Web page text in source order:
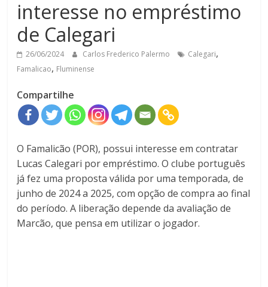
interesse no empréstimo
de Calegari
26/06/2024 Carlos Frederico Palermo Calegari,
Famalicao, Fluminense
Compartilhe
O Famalicão (POR), possui interesse em contratar
Lucas Calegari por empréstimo. O clube português
já fez uma proposta válida por uma temporada, de
junho de 2024 a 2025, com opção de compra ao final
do período. A liberação depende da avaliação de
Marcão, que pensa em utilizar o jogador.